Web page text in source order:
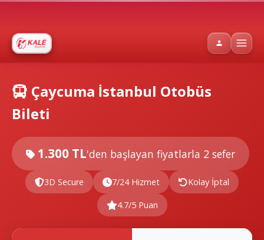
Çaycuma İstanbul Otobüs
Bileti
1.300 TL'den başlayan fiyatlarla 2 sefer
3D Secure 7/24 Hizmet Kolay İptal
4.7/5 Puan